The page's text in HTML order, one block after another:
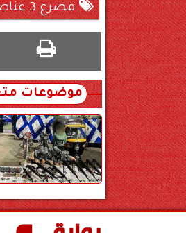
مصرع 3 عناصر إجرامية
موضوعات